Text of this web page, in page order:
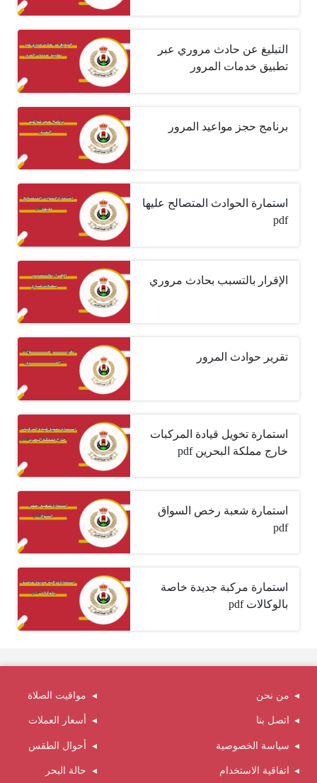
التبليغ عن حادث مروري عبر
تطبيق خدمات المرور
برنامج حجز مواعيد المرور
استمارة الحوادث المتصالح عليها
pdf
الإقرار بالتسبب بحادث مروري
تقرير حوادث المرور
استمارة تخويل قيادة المركبات
خارج مملكة البحرين pdf
استمارة شعبة رخص السواق
pdf
استمارة مركبة جديدة خاصة
بالوكالات pdf
من نحن
اتصل بنا
سياسة الخصوصية
اتفاقية الاستخدام
مواقيت الصلاة
أسعار العملات
أحوال الطقس
حالة البحر